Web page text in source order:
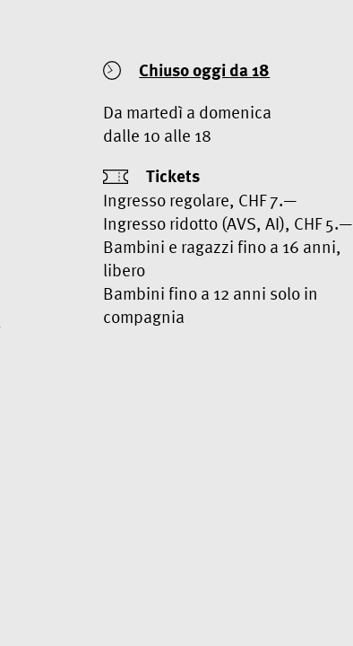
Chiuso oggida 18
Da martedì a domenica
dalle 10 alle 18
Tickets
Ingresso regolare, CHF 7.—
Ingresso ridotto (AVS, AI), CHF 5.—
Bambini e ragazzi fino a 16 anni,
libero
Bambini fino a 12 anni solo in
compagnia